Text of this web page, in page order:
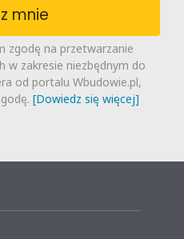
mnie
zgodę na przetwarzanie
w zakresie niezbędnym do
od portalu Wbudowie.pl,
[Dowiedz się więcej]